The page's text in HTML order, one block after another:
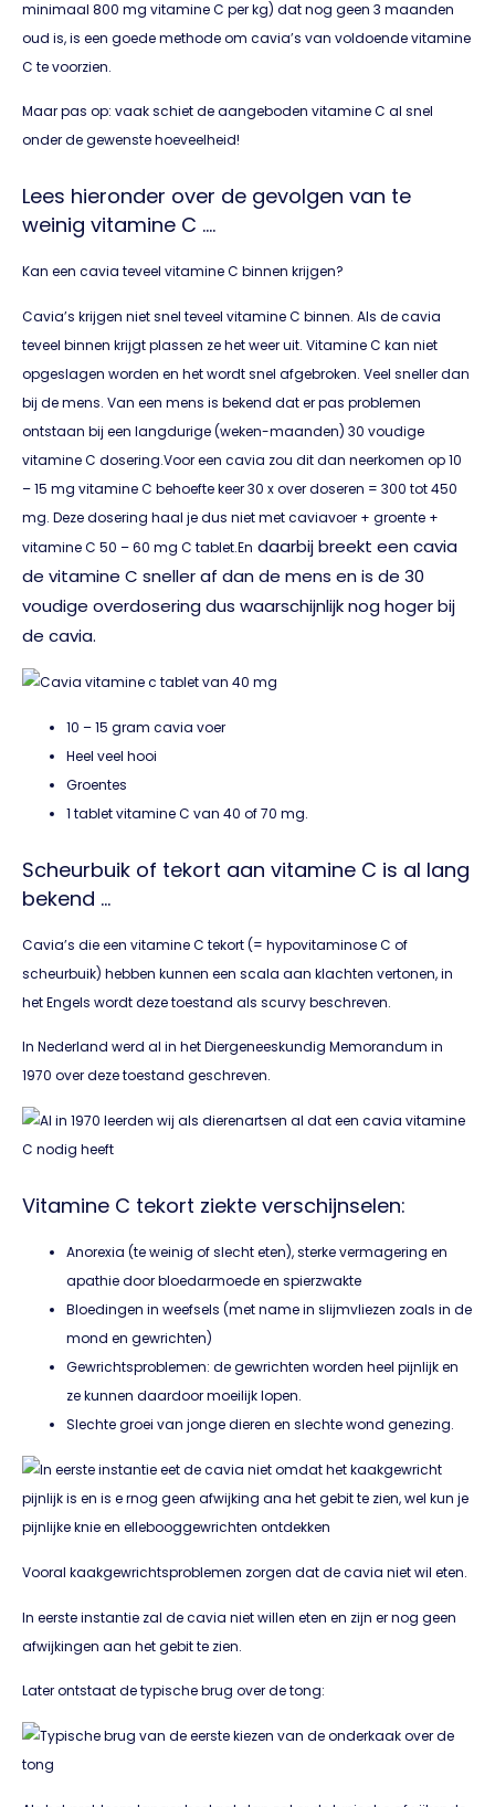
minimaal 800 mg vitamine C per kg) dat nog geen 3 maanden
oud is, is een goede methode om cavia’s van voldoende vitamine
C te voorzien.
Maar pas op: vaak schiet de aangeboden vitamine C al snel
onder de gewenste hoeveelheid!
Lees hieronder over de gevolgen van te
weinig vitamine C ….
Kan een cavia teveel vitamine C binnen krijgen?
Cavia’s krijgen niet snel teveel vitamine C binnen. Als de cavia
teveel binnen krijgt plassen ze het weer uit. Vitamine C kan niet
opgeslagen worden en het wordt snel afgebroken. Veel sneller dan
bij de mens. Van een mens is bekend dat er pas problemen
ontstaan bij een langdurige (weken-maanden) 30 voudige
vitamine C dosering.Voor een cavia zou dit dan neerkomen op 10
– 15 mg vitamine C behoefte keer 30 x over doseren = 300 tot 450
mg. Deze dosering haal je dus niet met caviavoer + groente +
vitamine C 50 – 60 mg C tablet.En daarbij breekt een cavia
de vitamine C sneller af dan de mens en is de 30
voudige overdosering dus waarschijnlijk nog hoger bij
de cavia.
10 – 15 gram cavia voer
Heel veel hooi
Groentes
1 tablet vitamine C van 40 of 70 mg.
Scheurbuik of tekort aan vitamine C is al lang
bekend …
Cavia’s die een vitamine C tekort (= hypovitaminose C of
scheurbuik) hebben kunnen een scala aan klachten vertonen, in
het Engels wordt deze toestand als scurvy beschreven.
In Nederland werd al in het Diergeneeskundig Memorandum in
1970 over deze toestand geschreven.
Vitamine C tekort ziekte verschijnselen:
Anorexia (te weinig of slecht eten), sterke vermagering en
apathie door bloedarmoede en spierzwakte
Bloedingen in weefsels (met name in slijmvliezen zoals in de
mond en gewrichten)
Gewrichtsproblemen: de gewrichten worden heel pijnlijk en
ze kunnen daardoor moeilijk lopen.
Slechte groei van jonge dieren en slechte wond genezing.
Vooral kaakgewrichtsproblemen zorgen dat de cavia niet wil eten.
In eerste instantie zal de cavia niet willen eten en zijn er nog geen
afwijkingen aan het gebit te zien.
Later ontstaat de typische brug over de tong: